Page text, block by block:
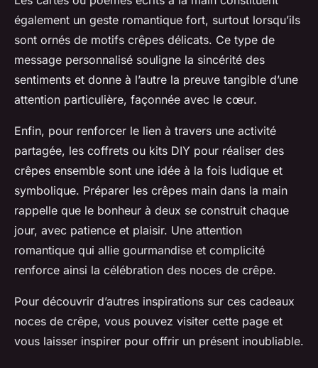
également un geste romantique fort, surtout lorsqu’ils
sont ornés de motifs crêpes délicats. Ce type de
message personnalisé souligne la sincérité des
sentiments et donne à l’autre la preuve tangible d’une
attention particulière, façonnée avec le cœur.
Enfin, pour renforcer le lien à travers une activité
partagée, les coffrets ou kits DIY pour réaliser des
crêpes ensemble sont une idée à la fois ludique et
symbolique. Préparer les crêpes main dans la main
rappelle que le bonheur à deux se construit chaque
jour, avec patience et plaisir. Une attention
romantique qui allie gourmandise et complicité
renforce ainsi la célébration des noces de crêpe.
Pour découvrir d’autres inspirations sur ces cadeaux
noces de crêpe, vous pouvez visiter cette page et
vous laisser inspirer pour offrir un présent inoubliable.